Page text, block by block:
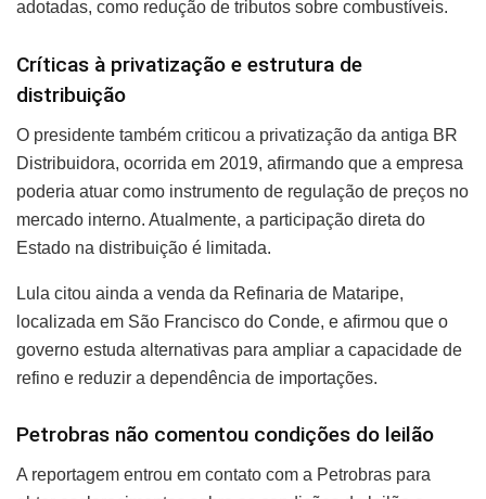
adotadas, como redução de tributos sobre combustíveis.
Críticas à privatização e estrutura de
distribuição
O presidente também criticou a privatização da antiga BR
Distribuidora, ocorrida em 2019, afirmando que a empresa
poderia atuar como instrumento de regulação de preços no
mercado interno. Atualmente, a participação direta do
Estado na distribuição é limitada.
Lula citou ainda a venda da Refinaria de Mataripe,
localizada em São Francisco do Conde, e afirmou que o
governo estuda alternativas para ampliar a capacidade de
refino e reduzir a dependência de importações.
Petrobras não comentou condições do leilão
A reportagem entrou em contato com a Petrobras para